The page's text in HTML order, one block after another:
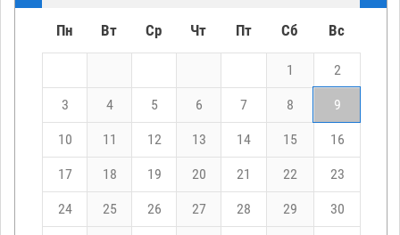
Пн Вт Ср Чт Пт Сб Вс
1 2
3 4 5 6 7 8 9
10 11 12 13 14 15 16
17 18 19 20 21 22 23
24 25 26 27 28 29 30